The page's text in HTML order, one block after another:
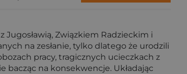
Jugosławią, Związkiem Radzieckim i
na zesłanie, tylko dlatego że urodzili
pracy, tragicznych ucieczkach z
bacząc na konsekwencje. Układając